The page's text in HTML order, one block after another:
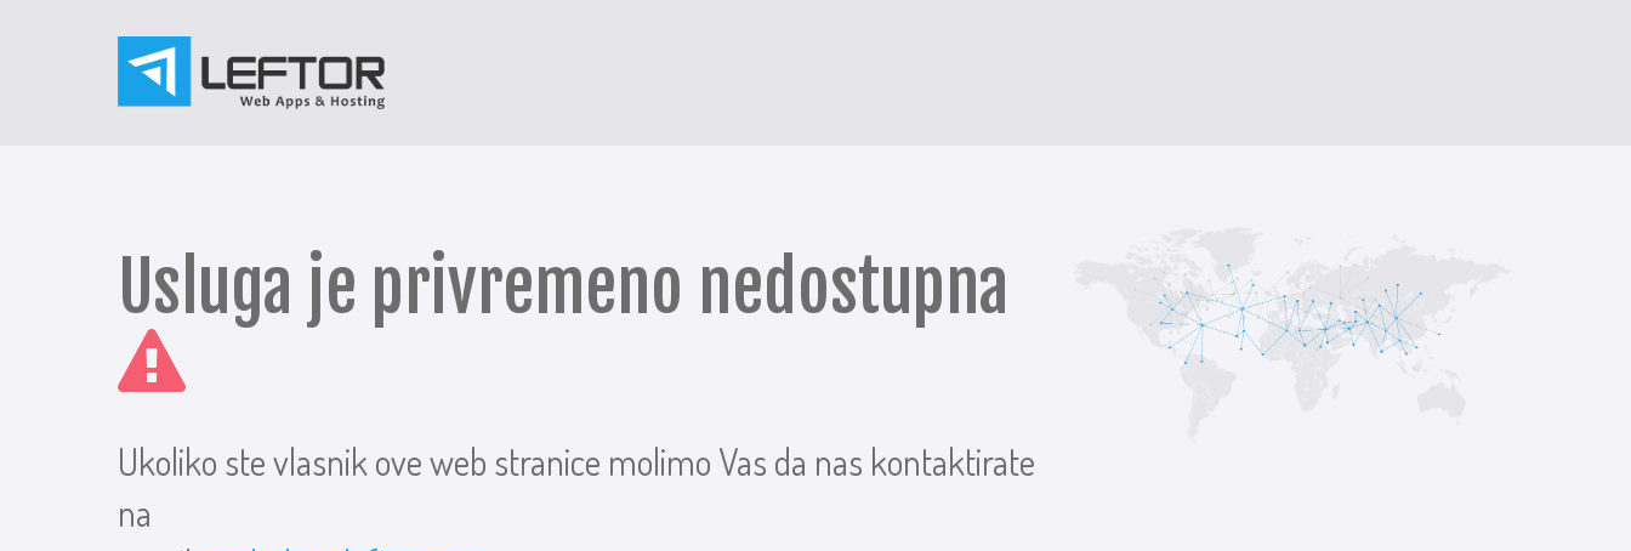
Usluga je privremeno nedostupna
Ukoliko ste vlasnik ove web stranice molimo Vas da nas kontaktirate
na